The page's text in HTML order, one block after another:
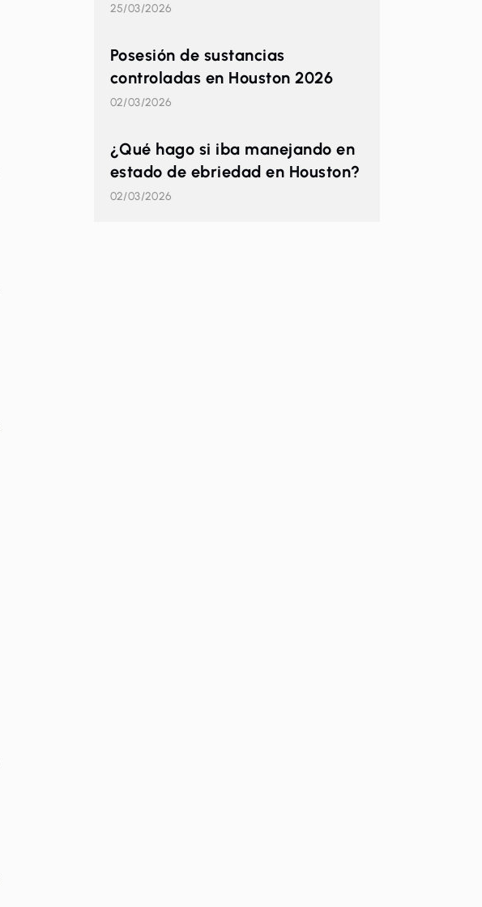
25/03/2026
Posesión de sustancias
controladas en Houston 2026
02/03/2026
¿Qué hago si iba manejando en
estado de ebriedad en Houston?
02/03/2026